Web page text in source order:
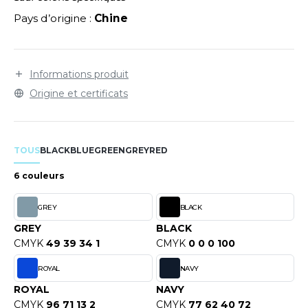
SHOPPING
ROW
OF THE LOOM VINTAGE
- BLANKS
Pays d’origine : Chine
Informations produit
Origine et certificats
TOUSBLACKBLUEGREENGREYRED
6 couleurs
GREY
GREY
CMYK 49 39 34 1
BLACK
BLACK
CMYK 0 0 0 100
ROYAL
ROYAL
CMYK 96 71 13 2
NAVY
NAVY
CMYK 77 62 40 72